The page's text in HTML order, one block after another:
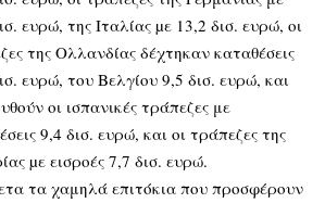
ευρώ, της Ιταλίας µε 13,2 δισ. ευρώ, οι
της Ολλανδίας δέχτηκαν καταθέσεις
ευρώ, του Βελγίου 9,5 δισ. ευρώ, και
οι ισπανικές τράπεζες με
9,4 δισ. ευρώ, και οι τράπεζες της
µε εισροές 7,7 δισ. ευρώ.
τα χαμηλά επιτόκια που προσφέρουν